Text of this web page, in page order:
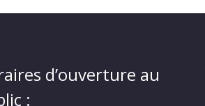
d’ouverture au
: